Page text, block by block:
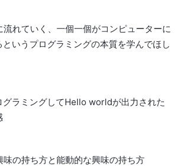
れていく、一個一個がコンピューターに
いうプログラミングの本質を学んでほし
ラミングしてHello worldが出力された
の持ち方と能動的な興味の持ち方